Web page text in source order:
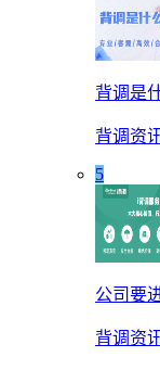
背调是
背调资
5
公司要
背调资